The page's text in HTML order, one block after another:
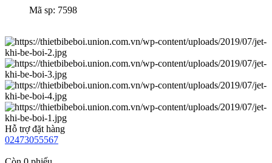
Mã sp: 7598
Hỗ trợ đặt hàng
02473055567